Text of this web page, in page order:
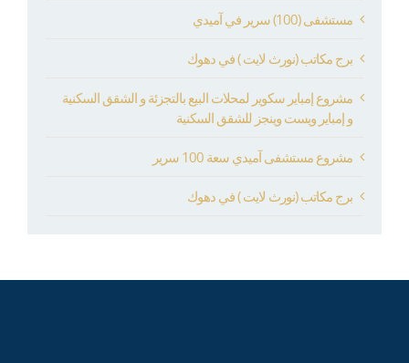
مستشفى (100) سرير في آميدي
برج مكاتب (نورث لايت ) في دهوك
مشروع إمباير سكوير لمحلات البيع بالتجزئة و الشقق السكنية
و إمباير ويست وينجز للشقق السكنية
مشروع مستشفى آميدي سعة 100 سرير
برج مكاتب (نورث لايت ) في دهوك